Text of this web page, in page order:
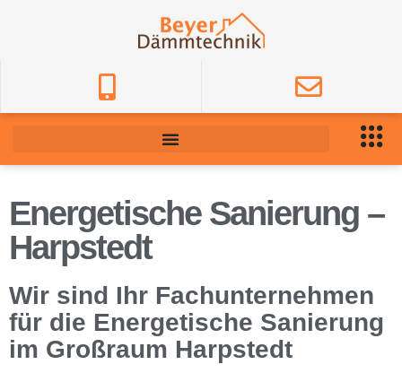
Energetische Sanierung –
Harpstedt
Wir sind Ihr Fachunternehmen
für die Energetische Sanierung
im Großraum Harpstedt